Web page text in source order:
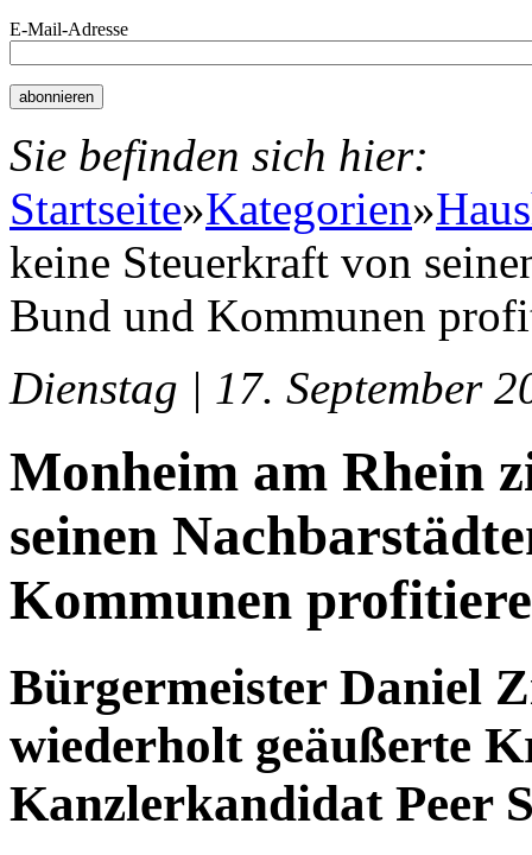
E-Mail-Adresse
Sie befinden sich hier:
Startseite»Kategorien»
keine Steuerkraft von
Bund und Kommunen
Dienstag | 17. September
Monheim am Rhein
seinen
Kommunen
Bürgermeister Daniel
wiederholt geäußerte
Kanzlerkandidat Peer